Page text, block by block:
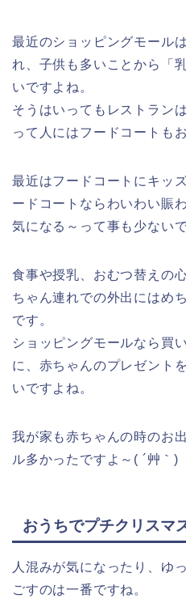
最近のショッピングモール
れ、子供も多いことから「
いですよね。
そうはいってもレストラン
って人にはフードコートも
最近はフードコートにキッ
ードコートならわいわい賑
気になる～って事も少ないで
食事や授乳、おむつ替えの
ちゃん連れでの外出にはめ
です。
ショッピングモールなら買
に、赤ちゃんのプレゼント
いですよね。
我が家も赤ちゃんの時のお
ル多かったですよ～( ´艸｀)
おうちでプチクリスマ
人混みが気になったり、ゆ
ごすのは一番ですね。